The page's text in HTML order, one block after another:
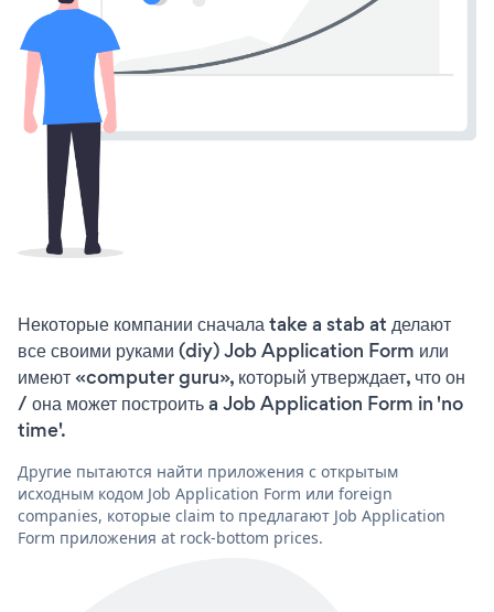
Некоторые компании сначала take a stab at делают
все своими руками (diy) Job Application Form или
имеют «computer guru», который утверждает, что он
/ она может построить a Job Application Form in 'no
time'.
Другие пытаются найти приложения с открытым
исходным кодом Job Application Form или foreign
companies, которые claim to предлагают Job Application
Form приложения at rock-bottom prices.